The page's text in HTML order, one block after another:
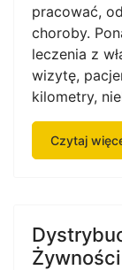
pracować,
choroby.
leczenia z
wizytę,
kilometry,
Czytaj
Żywności